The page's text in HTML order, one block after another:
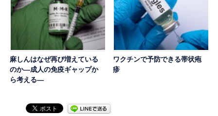
麻しんはなぜ再び増えている
のか―成人の免疫ギャップか
ら考える―
ワクチンで予防できる帯状疱
疹